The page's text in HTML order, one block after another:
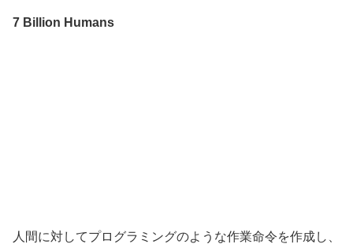
7 Billion Humans
人間に対してプログラミングのような作業命令を作成し、